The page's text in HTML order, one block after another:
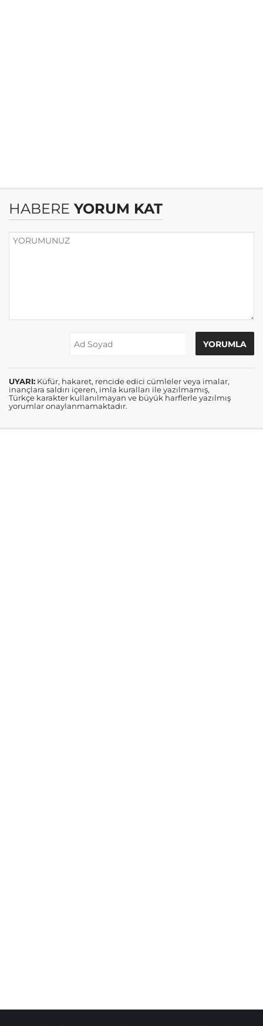
HABERE YORUM KAT
UYARI: Küfür, hakaret, rencide edici cümleler veya imalar,
inançlara saldırı içeren, imla kuralları ile yazılmamış,
Türkçe karakter kullanılmayan ve büyük harflerle yazılmış
yorumlar onaylanmamaktadır.